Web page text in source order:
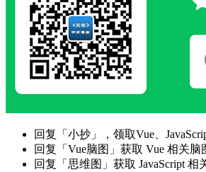
回复「小抄」，领取Vue、
回复「Vue脑图」获取 Vue 相关脑
回复「思维图」获取 JavaScript 相